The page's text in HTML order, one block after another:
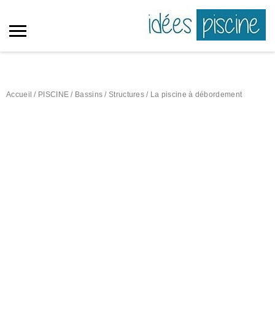
Accueil / PISCINE / Bassins / Structures / La piscine à débordement